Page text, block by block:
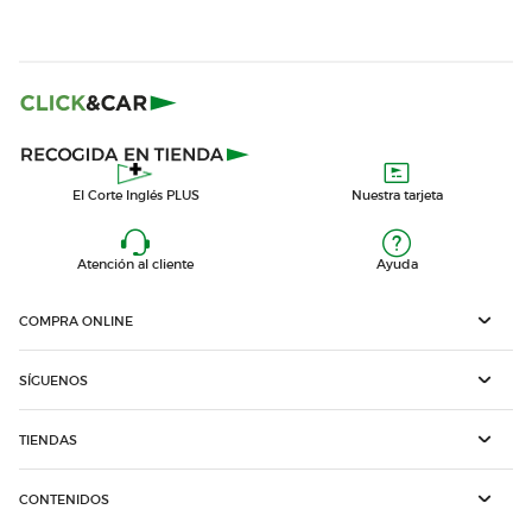
El Corte Inglés PLUS Nuestra tarjeta
Atención al cliente Ayuda
COMPRA ONLINE
SÍGUENOS
TIENDAS
CONTENIDOS